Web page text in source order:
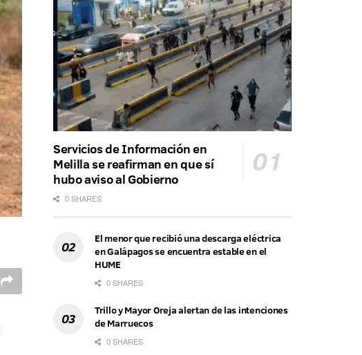
Servicios de Información en
Melilla se reafirman en que sí
hubo aviso al Gobierno
0 SHARES
El menor que recibió una descarga eléctrica
en Galápagos se encuentra estable en el
HUME
0 SHARES
Trillo y Mayor Oreja alertan de las intenciones
de Marruecos
0 SHARES